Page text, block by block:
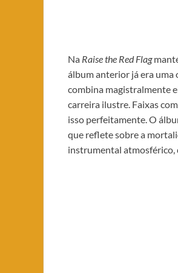
Na Raise the Red Flag
álbum anterior já era uma
combina magistralmente
carreira ilustre. Faixas
isso perfeitamente. O
que reflete sobre a
instrumental atmosférico,